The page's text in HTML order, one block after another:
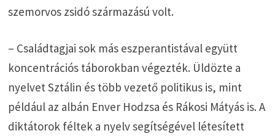
szemorvos zsidó származású volt.
– Családtagjai sok más eszperantistával együtt
koncentrációs táborokban végezték. Üldözte a
nyelvet Sztálin és több vezető politikus is, mint
például az albán Enver Hodzsa és Rákosi Mátyás is. A
diktátorok féltek a nyelv segítségével létesített